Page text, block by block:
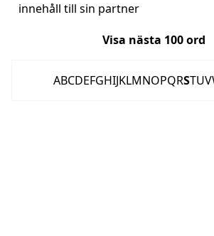
innehåll till sin partner
Visa nästa 100ord
ABCDEFGHIJKLMNOPQRSTUV